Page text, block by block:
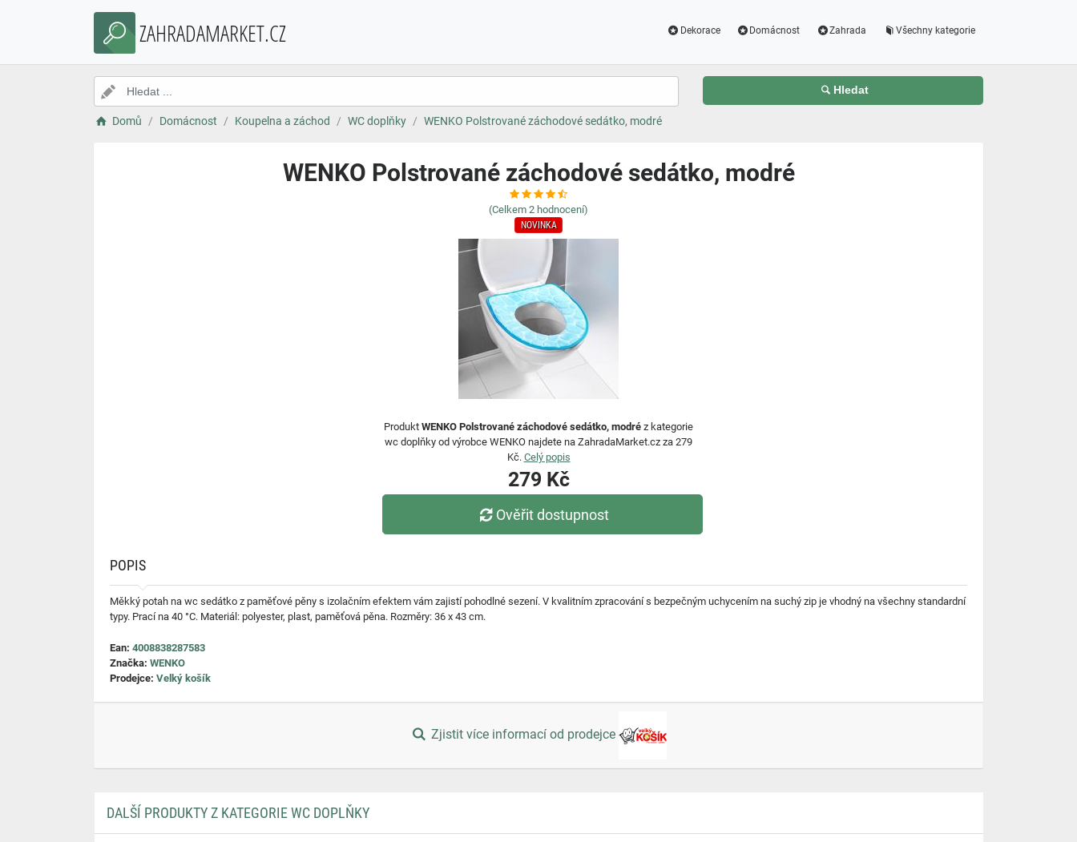
ZAHRADAMARKET.CZ Dekorace Domácnost Zahrada Všechny kategorie
Hledat
Domů Domácnost Koupelna a záchod WC doplňky WENKO Polstrované záchodové sedátko, modré
WENKO Polstrované záchodové sedátko, modré
(Celkem 2 hodnocení)
NOVINKA
Produkt WENKO Polstrované záchodové sedátko, modré z kategorie
wc doplňky od výrobce WENKO najdete na ZahradaMarket.cz za 279
Kč. Celý popis
279 Kč
Ověřit dostupnost
POPIS
Měkký potah na wc sedátko z paměťové pěny s izolačním efektem vám zajistí pohodlné sezení. V kvalitním zpracování s bezpečným uchycením na suchý zip je vhodný na všechny standardní
typy. Prací na 40 °C. Materiál: polyester, plast, paměťová pěna. Rozměry: 36 x 43 cm.
Ean: 4008838287583
Značka: WENKO
Prodejce: Velký košík
Zjistit více informací od prodejce
DALŠÍ PRODUKTY Z KATEGORIE WC DOPLŇKY